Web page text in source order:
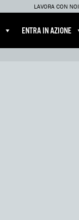
LAVORA CON NOI
ENTRA IN AZIONE